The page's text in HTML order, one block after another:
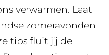
verwarmen. Laat
zomeravonden
tips fluit jij de